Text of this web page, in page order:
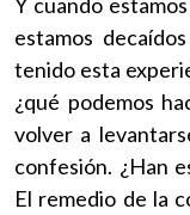
estamos
tenido esta
¿qué podemos
volver a
confesión. ¿Han
El remedio de la